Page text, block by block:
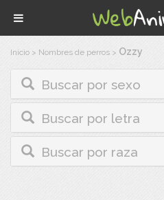
Inicio > Nombres de perros > Ozzy
Buscar por sexo
Buscar por letra
Buscar por raza